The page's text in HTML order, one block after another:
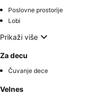
Poslovne prostorije
Lobi
Prikaži više
Za decu
Čuvanje dece
Velnes